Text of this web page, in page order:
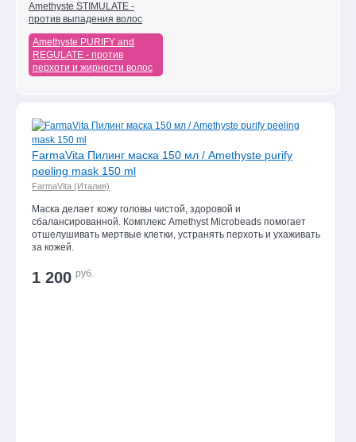
наборы
сертификаты
Парфюмерия
Товар
Расческа Tangle
Teezer Salon Elite
Orange Mango
893 руб.
Amethyste STIMULATE -
против выпадения волос
Amethyste PURIFY and
REGULATE - против
перхоти и жирности волос
FarmaVita Пилинг маска 150 мл / Amethyste purify
peeling mask 150 ml
FarmaVita (Италия)
Маска делает кожу головы чистой, здоровой и
сбалансированной. Комплекс Amethyst Microbeads помогает
отшелушивать мертвые клетки, устранять перхоть и ухаживать
за кожей.
1 200 руб.